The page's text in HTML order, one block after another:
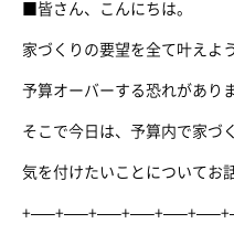
■皆さん、こんにちは。
家づくりの要望を全て叶えよ
予算オーバーする恐れがあり
そこで今日は、予算内で家づ
気を付けたいことについてお